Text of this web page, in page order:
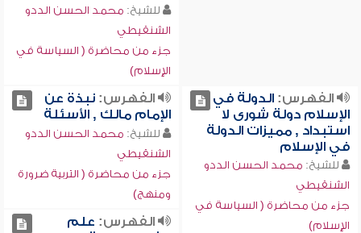
للشيخ: محمد الحسن الددو
الشنقيطي
جزء من محاضرة ( السياسة في
الإسلام)
الفهرس:الدولة في
الإسلام دولة شورى لا
استبداد , مميزات الدولة
في الإسلام
للشيخ: محمد الحسن الددو
الشنقيطي
جزء من محاضرة ( السياسة في
الإسلام)
الفهرس:نبذة عن
الإمام مالك , الأسئلة
للشيخ: محمد الحسن الددو
الشنقيطي
جزء من محاضرة ( التربية ضرورة
ومنهج)
الفهرس: علم